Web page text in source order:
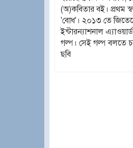
(অ)কবিতার বই। প্রথম
'বোধ'। ২০১৩ তে
ইন্টারন্যাশনাল
গল্প। সেই গল্প বলতে
ছবি